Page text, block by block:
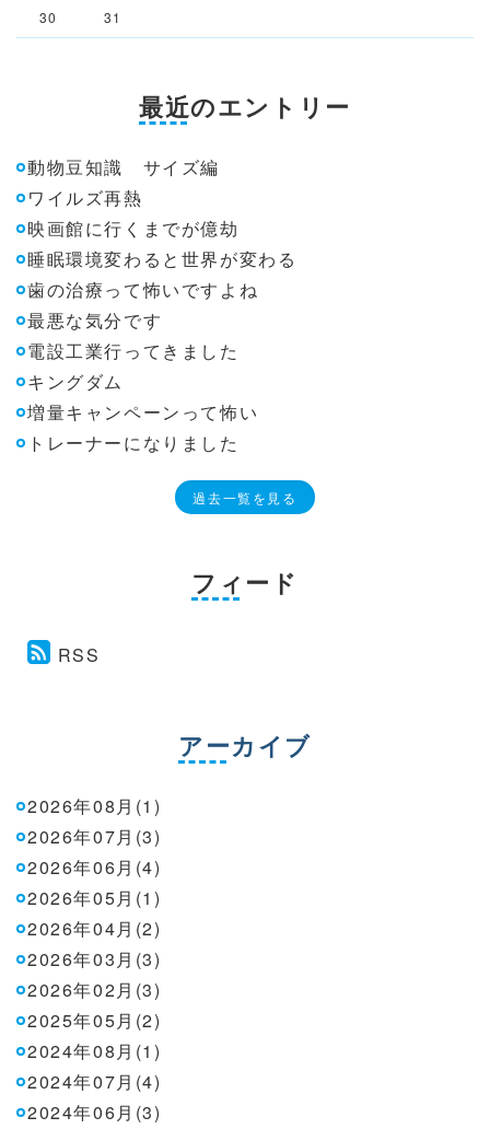
30 31
最近のエントリー
動物豆知識 サイズ編
ワイルズ再熱
映画館に行くまでが億劫
睡眠環境変わると世界が変わる
歯の治療って怖いですよね
最悪な気分です
電設工業行ってきました
キングダム
増量キャンペーンって怖い
トレーナーになりました
過去一覧を見る
フィード
RSS
アーカイブ
2026年08月(1)
2026年07月(3)
2026年06月(4)
2026年05月(1)
2026年04月(2)
2026年03月(3)
2026年02月(3)
2025年05月(2)
2024年08月(1)
2024年07月(4)
2024年06月(3)